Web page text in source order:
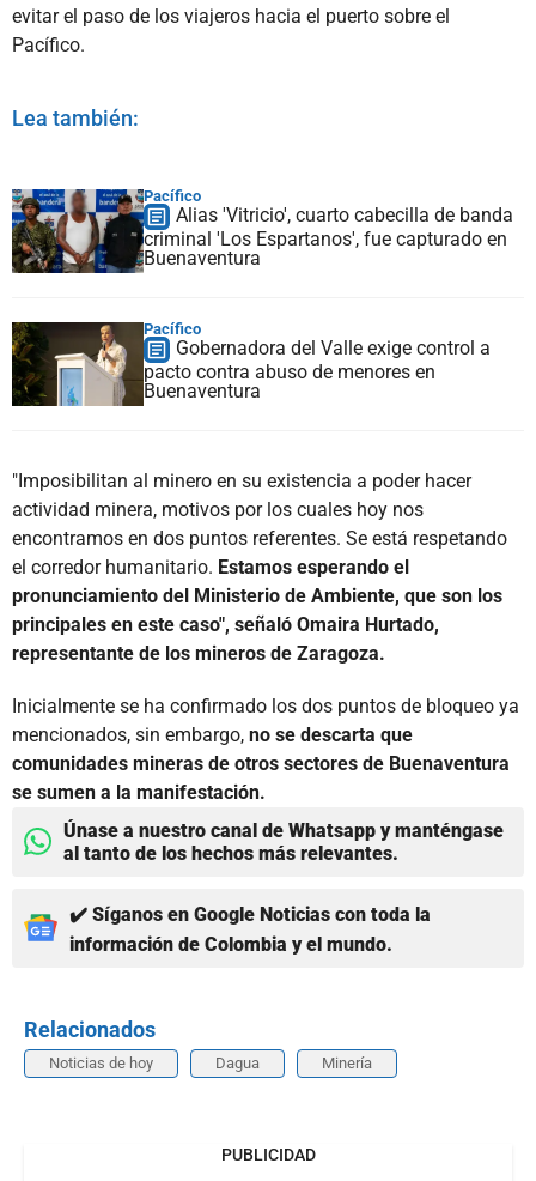
evitar el paso de los viajeros hacia el puerto sobre el
Pacífico.
Lea también:
Pacífico
Alias 'Vitricio', cuarto cabecilla de banda
criminal 'Los Espartanos', fue capturado en
Buenaventura
Pacífico
Gobernadora del Valle exige control a
pacto contra abuso de menores en
Buenaventura
"Imposibilitan al minero en su existencia a poder hacer
actividad minera, motivos por los cuales hoy nos
encontramos en dos puntos referentes. Se está respetando
el corredor humanitario. Estamos esperando el
pronunciamiento del Ministerio de Ambiente, que son los
principales en este caso", señaló Omaira Hurtado,
representante de los mineros de Zaragoza.
Inicialmente se ha confirmado los dos puntos de bloqueo ya
mencionados, sin embargo, no se descarta que
comunidades mineras de otros sectores de Buenaventura
se sumen a la manifestación.
Únase a nuestro canal de Whatsapp y manténgase
al tanto de los hechos más relevantes.
✔️ Síganos en Google Noticias con toda la
información de Colombia y el mundo.
Relacionados
Noticias de hoy Dagua Minería
PUBLICIDAD